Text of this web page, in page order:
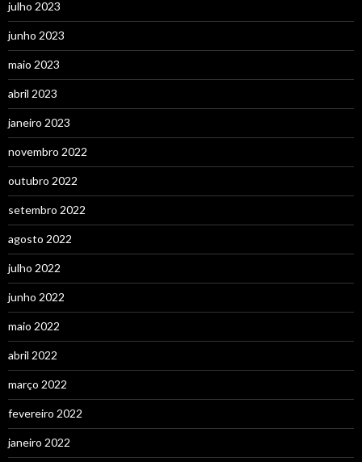
julho 2023
junho 2023
maio 2023
abril 2023
janeiro 2023
novembro 2022
outubro 2022
setembro 2022
agosto 2022
julho 2022
junho 2022
maio 2022
abril 2022
março 2022
fevereiro 2022
janeiro 2022